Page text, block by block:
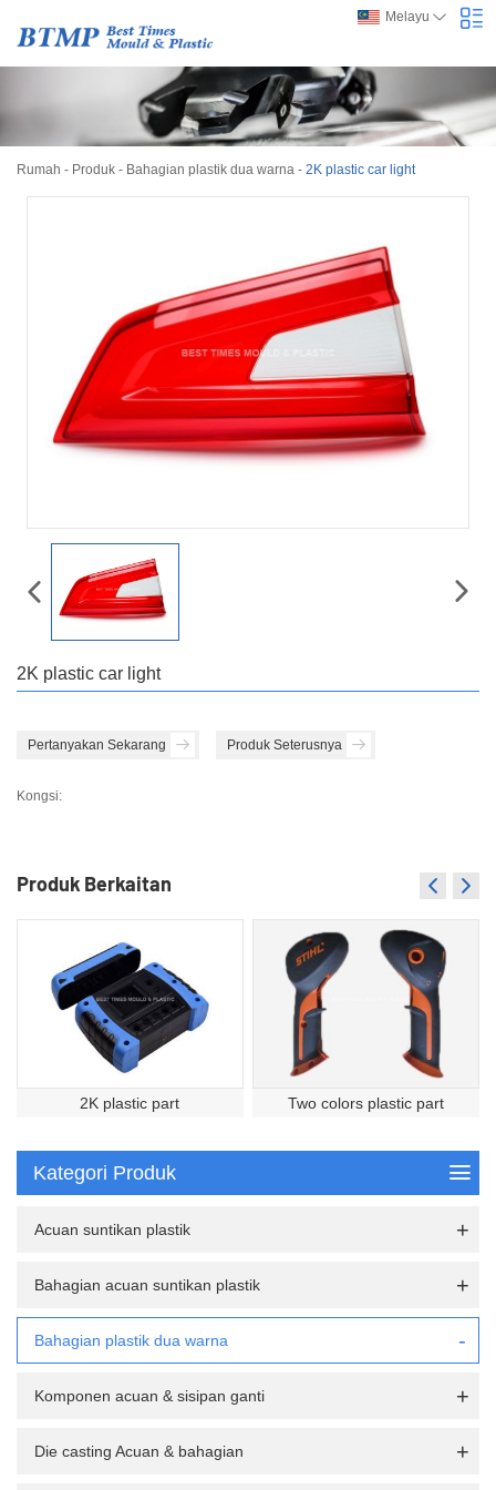
Melayu
Rumah - Produk - Bahagian plastik dua warna - 2K plastic car light
2K plastic car light
Pertanyakan Sekarang Produk Seterusnya
Kongsi:
Produk Berkaitan
2K plastic part Two colors plastic part
Kategori Produk
Acuan suntikan plastik
Bahagian acuan suntikan plastik
Bahagian plastik dua warna
Komponen acuan & sisipan ganti
Die casting Acuan & bahagian